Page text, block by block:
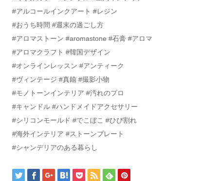
#アルコールインクアート #レジン
#おうち時間 #週末の過ごし方
#アロマストーン #aromastone #石膏 #アロマ
#アロマクラフト #韓国デザイン
#オンラインレッスン #アンティーク
#ヴィンテージ #真鍮 #撮影小物
#モノトーンインテリア #汚れのプロ
#キャンドル #ハンドメイドアクセサリー
#シリコンモールド #でこぼこ #ひび割れ
#海外インテリア #ストーンプレート
#シャンデリアのある暮らし